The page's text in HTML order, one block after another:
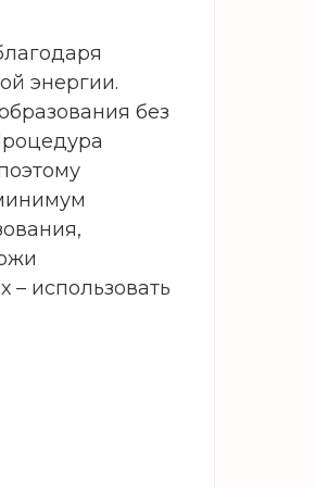
энергии.
без
использовать